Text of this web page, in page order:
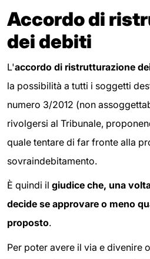
Accordo di
dei debiti
L'accordo di ristrutturazione
la possibilità a tutti i soggetti
numero 3/2012 (non
rivolgersi al Tribunale,
quale tentare di far fronte alla
sovraindebitamento.
È quindi il giudice che, una
decide se approvare o meno
proposto.
Per poter avere il via e divenire